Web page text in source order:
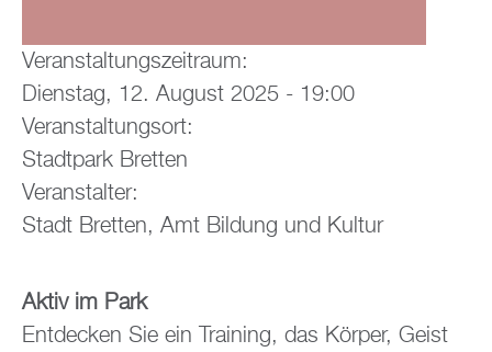
Ver­an­stal­tungs­zeit­raum:
Diens­tag, 12. Au­gust 2025 - 19:00
Ver­an­stal­tungs­ort:
Stadt­park Brett­en
Ver­an­stal­ter:
Stadt Brett­en, Amt Bil­dung und Kul­tur
Aktiv im Park
Ent­de­cken Sie ein Trai­ning, das Kör­per, Geist